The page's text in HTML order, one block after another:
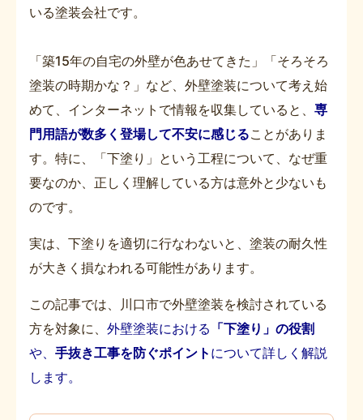
いる塗装会社です。
「築15年の自宅の外壁が色あせてきた」「そろそろ
塗装の時期かな？」など、外壁塗装について考え始
めて、インターネットで情報を収集していると、 専
門用語が数多く登場して不安に感じることがありま
す。特に、「下塗り」という工程について、なぜ重
要なのか、正しく理解している方は意外と少ないも
のです。
実は、下塗りを適切に行なわないと、塗装の耐久性
が大きく損なわれる可能性があります。
この記事では、川口市で外壁塗装を検討されている
方を対象に、 外壁塗装における 「下塗り」の役割
や、 手抜き工事を防ぐポイント について詳しく解説
します。